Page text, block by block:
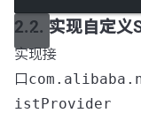
2.2. 实现自定义
实现接
口
istProvider